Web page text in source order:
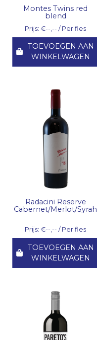
Montes Twins red
blend
Prijs: €--,-- / Per fles
TOEVOEGEN AAN
WINKELWAGEN
Radacini Reserve
Cabernet/Merlot/Syrah
Prijs: €--,-- / Per fles
TOEVOEGEN AAN
WINKELWAGEN